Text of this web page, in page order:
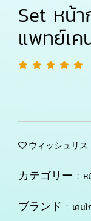
Set หน้า
แพทย์เค
ウィッシュリス
カテゴリー : ห
ブランド : เคนโ